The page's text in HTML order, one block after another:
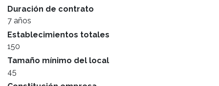
Duración de contrato
7 años
Establecimientos totales
150
Tamaño mínimo del local
45